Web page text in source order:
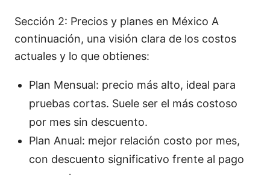
Sección 2: Precios y planes en México A
continuación, una visión clara de los costos
actuales y lo que obtienes:
Plan Mensual: precio más alto, ideal para
pruebas cortas. Suele ser el más costoso
por mes sin descuento.
Plan Anual: mejor relación costo por mes,
con descuento significativo frente al pago